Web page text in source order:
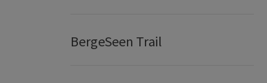
BergeSeen Trail